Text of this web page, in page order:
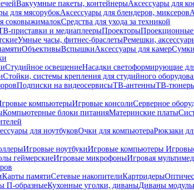
Вакуумные пакеты, контейнерыАксессуары для
для мясорубокАксессуары для блендеров, миксеров
соковыжималокСредства для ухода за техникой
приставки и медиаплеерыПроекторы
Умные часы, фитнес-браслетыРемешки,
ОбъективыВспышкиАксессуары для камер
Студийное освещениеНасадки светоформирующие
Стойки, системы крепления для студийного
Подписки на видеосервисыТВ-антенныТВ-
компьютерыИгровые консолиСерверное
Компьютерные блоки питанияМатеринские платы
для ноутбуковОчки для компьютераРюкзаки
Игровые ноутбукиИгровые компьютеры
геймерскиеИгровые микрофоныИгровая
Карты памятиСетевые накопителиКартридеры
П-образныеКухонные уголки, диваныДиваны